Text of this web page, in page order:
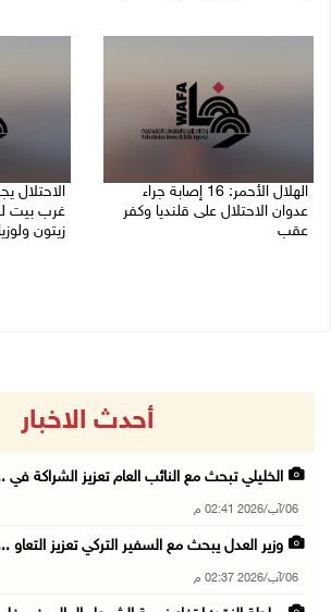
الهلال الأحمر: 16 إصابة جراء
عدوان الاحتلال على قلنديا وكفر
عقب
زيتون
أحدث الاخبار
الخليلي تبحث مع النائب العام تعزيز الشراكة في
06/آب/2026 02:41 م
وزير العدل يبحث مع السفير التركي تعزيز التعاو
06/آب/2026 02:37 م